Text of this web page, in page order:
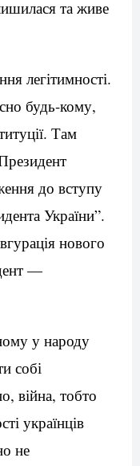
та живе
легітимності.
будь-кому,
Там
до вступу
України”.
нового
—
у народу
собі
війна, тобто
українців
не